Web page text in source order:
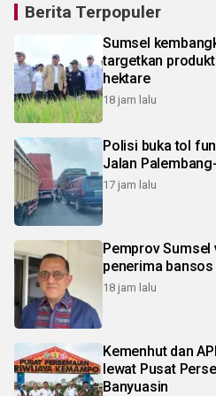
Berita Terpopuler
Sumsel
targetkan
hektare
18 jam lalu
Polisi buka tol
Jalan
17 jam lalu
Pemprov
penerima bansos
18 jam lalu
Kemenhut dan
lewat Pusat
Banyuasin